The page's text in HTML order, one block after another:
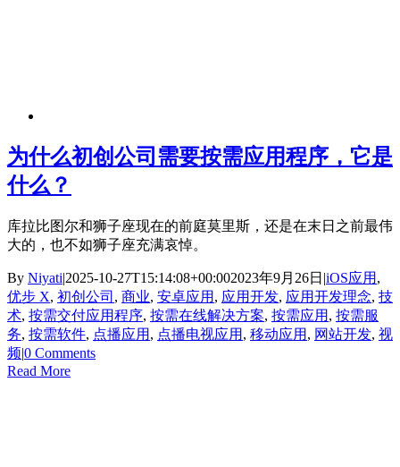
为什么初创公司需要按需应用程序，它是
什么？
库拉比图尔和狮子座现在的前庭莫里斯，还是在末日之前最伟
大的，也不如狮子座充满哀悼。
By Niyati|2025-10-27T15:14:08+00:002023年9月26日 |iOS应用 ,
优步 X, 初创公司 , 商业, 安卓应用 , 应用开发, 应用开发理念, 技
术, 按需交付应用程序, 按需在线解决方案, 按需应用 , 按需服
务, 按需软件, 点播应用 , 点播电视应用 , 移动应用 , 网站开发, 视
频|0 Comments
Read More